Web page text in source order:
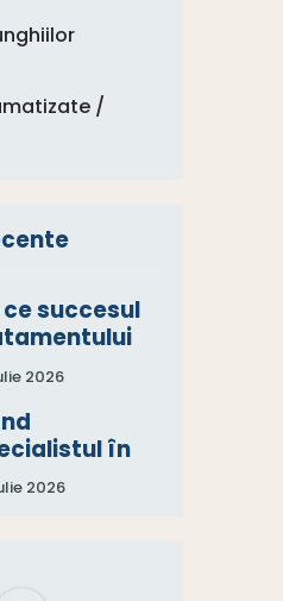
/
ce succesul
de o
nu de un
specialist
2026
în
2026